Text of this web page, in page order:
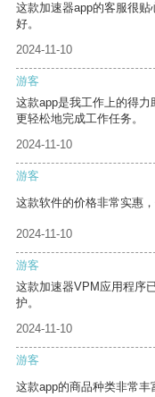
这款加速器app的客服很
好。
2024-11-10
游客
这款app是我工作上的得
更轻松地完成工作任务。
2024-11-10
游客
这款软件的价格非常实惠，
2024-11-10
游客
这款加速器VPM应用程序
护。
2024-11-10
游客
这款app的商品种类非常丰